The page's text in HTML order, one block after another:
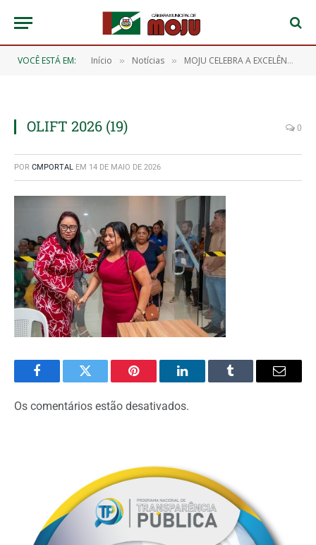
VOCÊ ESTÁ EM: Início » Notícias » MOJU CELEBRA A EXCELÊNCIA DOS NOSSOS ESTUDANTES! 🎖️📖
OLIFT 2026 (19) 0
POR CMPORTAL EM 14 DE MAIO DE 2026
FacebookTwitter Pinterest O
LinkedIn
Tumblr
E-
Os comentários estão desativados.